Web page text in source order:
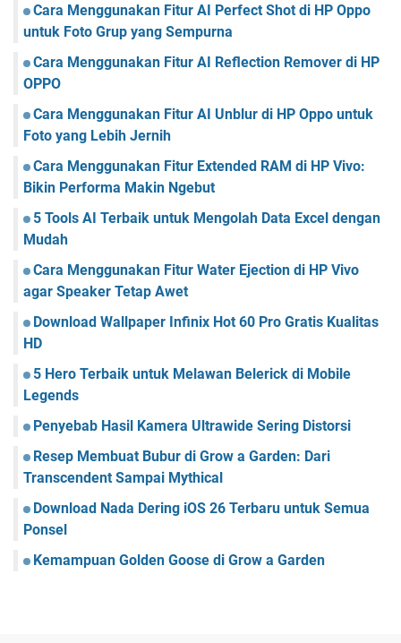
Cara Menggunakan Fitur AI Perfect Shot di HP Oppo
untuk Foto Grup yang Sempurna
Cara Menggunakan Fitur AI Reflection Remover di HP
OPPO
Cara Menggunakan Fitur AI Unblur di HP Oppo untuk
Foto yang Lebih Jernih
Cara Menggunakan Fitur Extended RAM di HP Vivo:
Bikin Performa Makin Ngebut
5 Tools AI Terbaik untuk Mengolah Data Excel dengan
Mudah
Cara Menggunakan Fitur Water Ejection di HP Vivo
agar Speaker Tetap Awet
Download Wallpaper Infinix Hot 60 Pro Gratis Kualitas
HD
5 Hero Terbaik untuk Melawan Belerick di Mobile
Legends
Penyebab Hasil Kamera Ultrawide Sering Distorsi
Resep Membuat Bubur di Grow a Garden: Dari
Transcendent Sampai Mythical
Download Nada Dering iOS 26 Terbaru untuk Semua
Ponsel
Kemampuan Golden Goose di Grow a Garden